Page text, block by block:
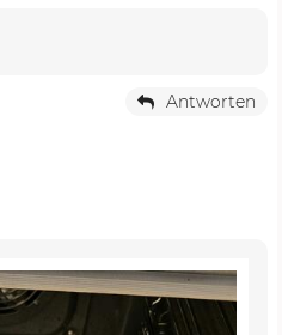
Antworten